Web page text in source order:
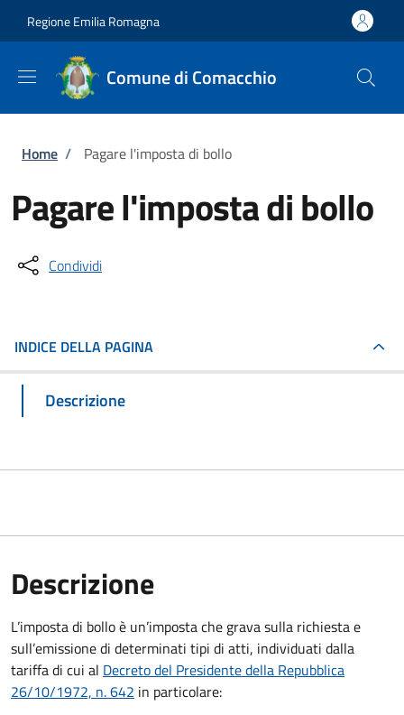
Regione Emilia Romagna
Comune di Comacchio
Briciole di pane
Home / Pagare l'imposta di bollo
Pagare l'imposta di bollo
Condividi
INDICE DELLA PAGINA
Descrizione
Descrizione
L’imposta di bollo è un’imposta che grava sulla richiesta e
sull’emissione di determinati tipi di atti, individuati dalla
tariffa di cui al Decreto del Presidente della Repubblica
26/10/1972, n. 642 in particolare: